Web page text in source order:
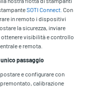
SOTI Connect. Con
in remoto i dispositivi
la sicurezza, inviare
ottenere visibilità e controllo
e remota.
passaggio
e configurare con
calibrazione